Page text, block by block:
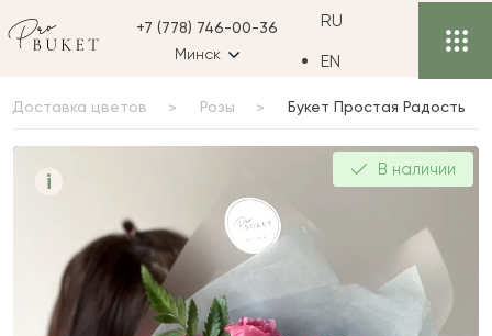
+7 (778) 746-00-36
Минск
RU
EN
Доставка цветов Розы Букет Простая Радость
i
Букет Простая Радость В наличии